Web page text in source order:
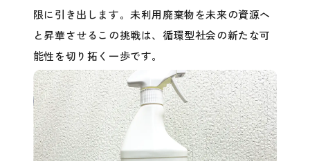
限に引き出します。未利用廃棄物を未来の資源へ
と昇華させるこの挑戦は、循環型社会の新たな可
能性を切り拓く一歩です。
詳しく知る
詳しく知る